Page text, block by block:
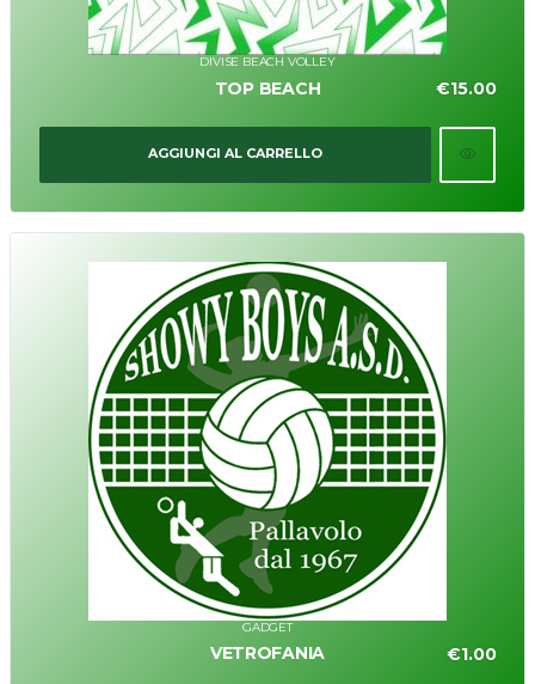
DIVISE BEACH VOLLEY
TOP BEACH €15.00
AGGIUNGI AL CARRELLO
GADGET
VETROFANIA €1.00